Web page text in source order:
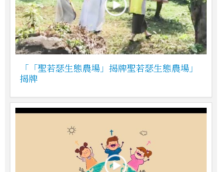
「「聖若瑟生態農場」揭牌聖若瑟生態農場」
揭牌